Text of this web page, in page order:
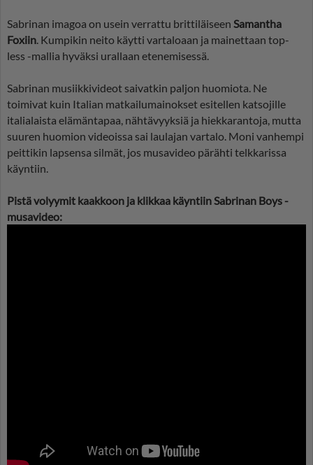
Sabrinan imagoa on usein verrattu brittiläiseen Samantha
Foxiin. Kumpikin neito käytti vartaloaan ja mainettaan top-
less -mallia hyväksi urallaan etenemisessä.
Sabrinan musiikkivideot saivatkin paljon huomiota. Ne
toimivat kuin Italian matkailumainokset esitellen katsojille
italialaista elämäntapaa, nähtävyyksiä ja hiekkarantoja, mutta
suuren huomion videoissa sai laulajan vartalo. Moni vanhempi
peittikin lapsensa silmät, jos musavideo pärähti telkkarissa
käyntiin.
Pistä volyymit kaakkoon ja klikkaa käyntiin Sabrinan Boys -
musavideo: